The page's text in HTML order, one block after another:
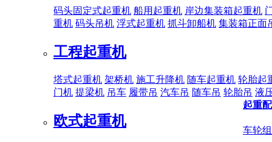
码头固定式起重机 船用起重机 岸边集装箱起重机
重机 码头吊机 浮式起重机 抓斗卸船机 集装箱正面
工程起重机
塔式起重机 架桥机 施工升降机 随车起重机 轮胎起
门机 提梁机 吊车 履带吊 汽车吊 随车吊 轮胎吊 液
欧式起重机
起重
车轮组